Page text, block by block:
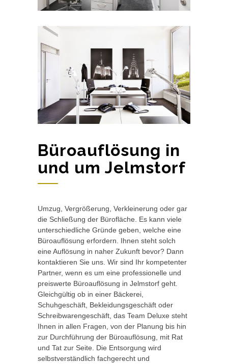
Büroauflösung in
und um Jelmstorf
Umzug, Vergrößerung, Verkleinerung oder gar
die Schließung der Bürofläche. Es kann viele
unterschiedliche Gründe geben, welche eine
Büroauflösung erfordern. Ihnen steht solch
eine Auflösung in naher Zukunft bevor? Dann
kontaktieren Sie uns. Wir sind Ihr kompetenter
Partner, wenn es um eine professionelle und
preiswerte Büroauflösung in Jelmstorf geht.
Gleichgültig ob in einer Bäckerei,
Schuhgeschäft, Bekleidungsgeschäft oder
Schreibwarengeschäft, das Team Deluxe steht
Ihnen in allen Fragen, von der Planung bis hin
zur Durchführung der Büroauflösung, mit Rat
und Tat zur Seite. Die Entsorgung wird
selbstverständlich fachgerecht und